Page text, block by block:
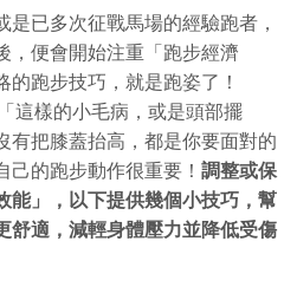
已多次征戰馬場的經驗跑者，
，便會開始注重「跑步經濟
跑步技巧，就是跑姿了！
這樣的小毛病，或是頭部擺
有把膝蓋抬高，都是你要面對的
的跑步動作很重要！ 調整或保
能」，以下提供幾個小技巧，幫
舒適，減輕身體壓力並降低受傷